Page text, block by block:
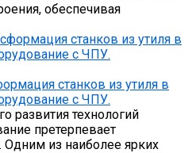
обеспечивая
станков из утиля в
с ЧПУ.
развития технологий
претерпевает
Одним из наиболее ярких